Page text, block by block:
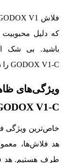
که دلیل محبوبیت
باشید. بی شک
GODOX V1-C را دارید، دلایل کافی برای خرید پیدا خواهید کرد.
ویژگی‌های
V1-C
هد فلاش‌ها،